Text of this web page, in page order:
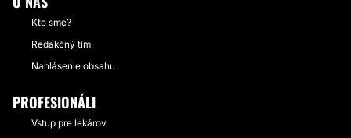
Kto sme?
Redakčný tím
Nahlásenie obsahu
PROFESIONÁLI
Vstup pre lekárov